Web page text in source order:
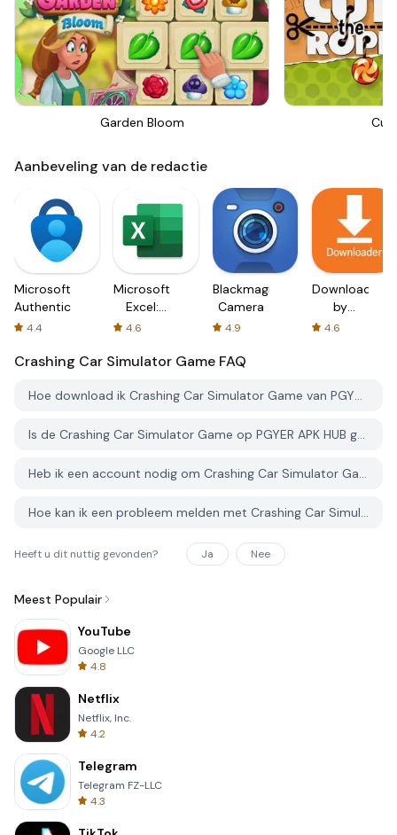
Garden Bloom Cut
Aanbeveling van de redactie
Microsoft
Authenticator
4.4
Microsoft
Excel:
Spreadsheets
4.6
Blackmagic
Camera
4.9
Downloader
by
AFTVnews
4.6
Crashing Car Simulator Game FAQ
Hoe download ik Crashing Car Simulator Game van PGYER APK HUB?
Is de Crashing Car Simulator Game op PGYER APK HUB gratis te downloaden?
Heb ik een account nodig om Crashing Car Simulator Game van PGYER APK HUB te downloaden?
Hoe kan ik een probleem melden met Crashing Car Simulator Game op PGYER APK HUB?
Heeft u dit nuttig gevonden? Ja Nee
Meest Populair
YouTube
Google LLC
4.8
Netflix
Netflix, Inc.
4.2
Telegram
Telegram FZ-LLC
4.3